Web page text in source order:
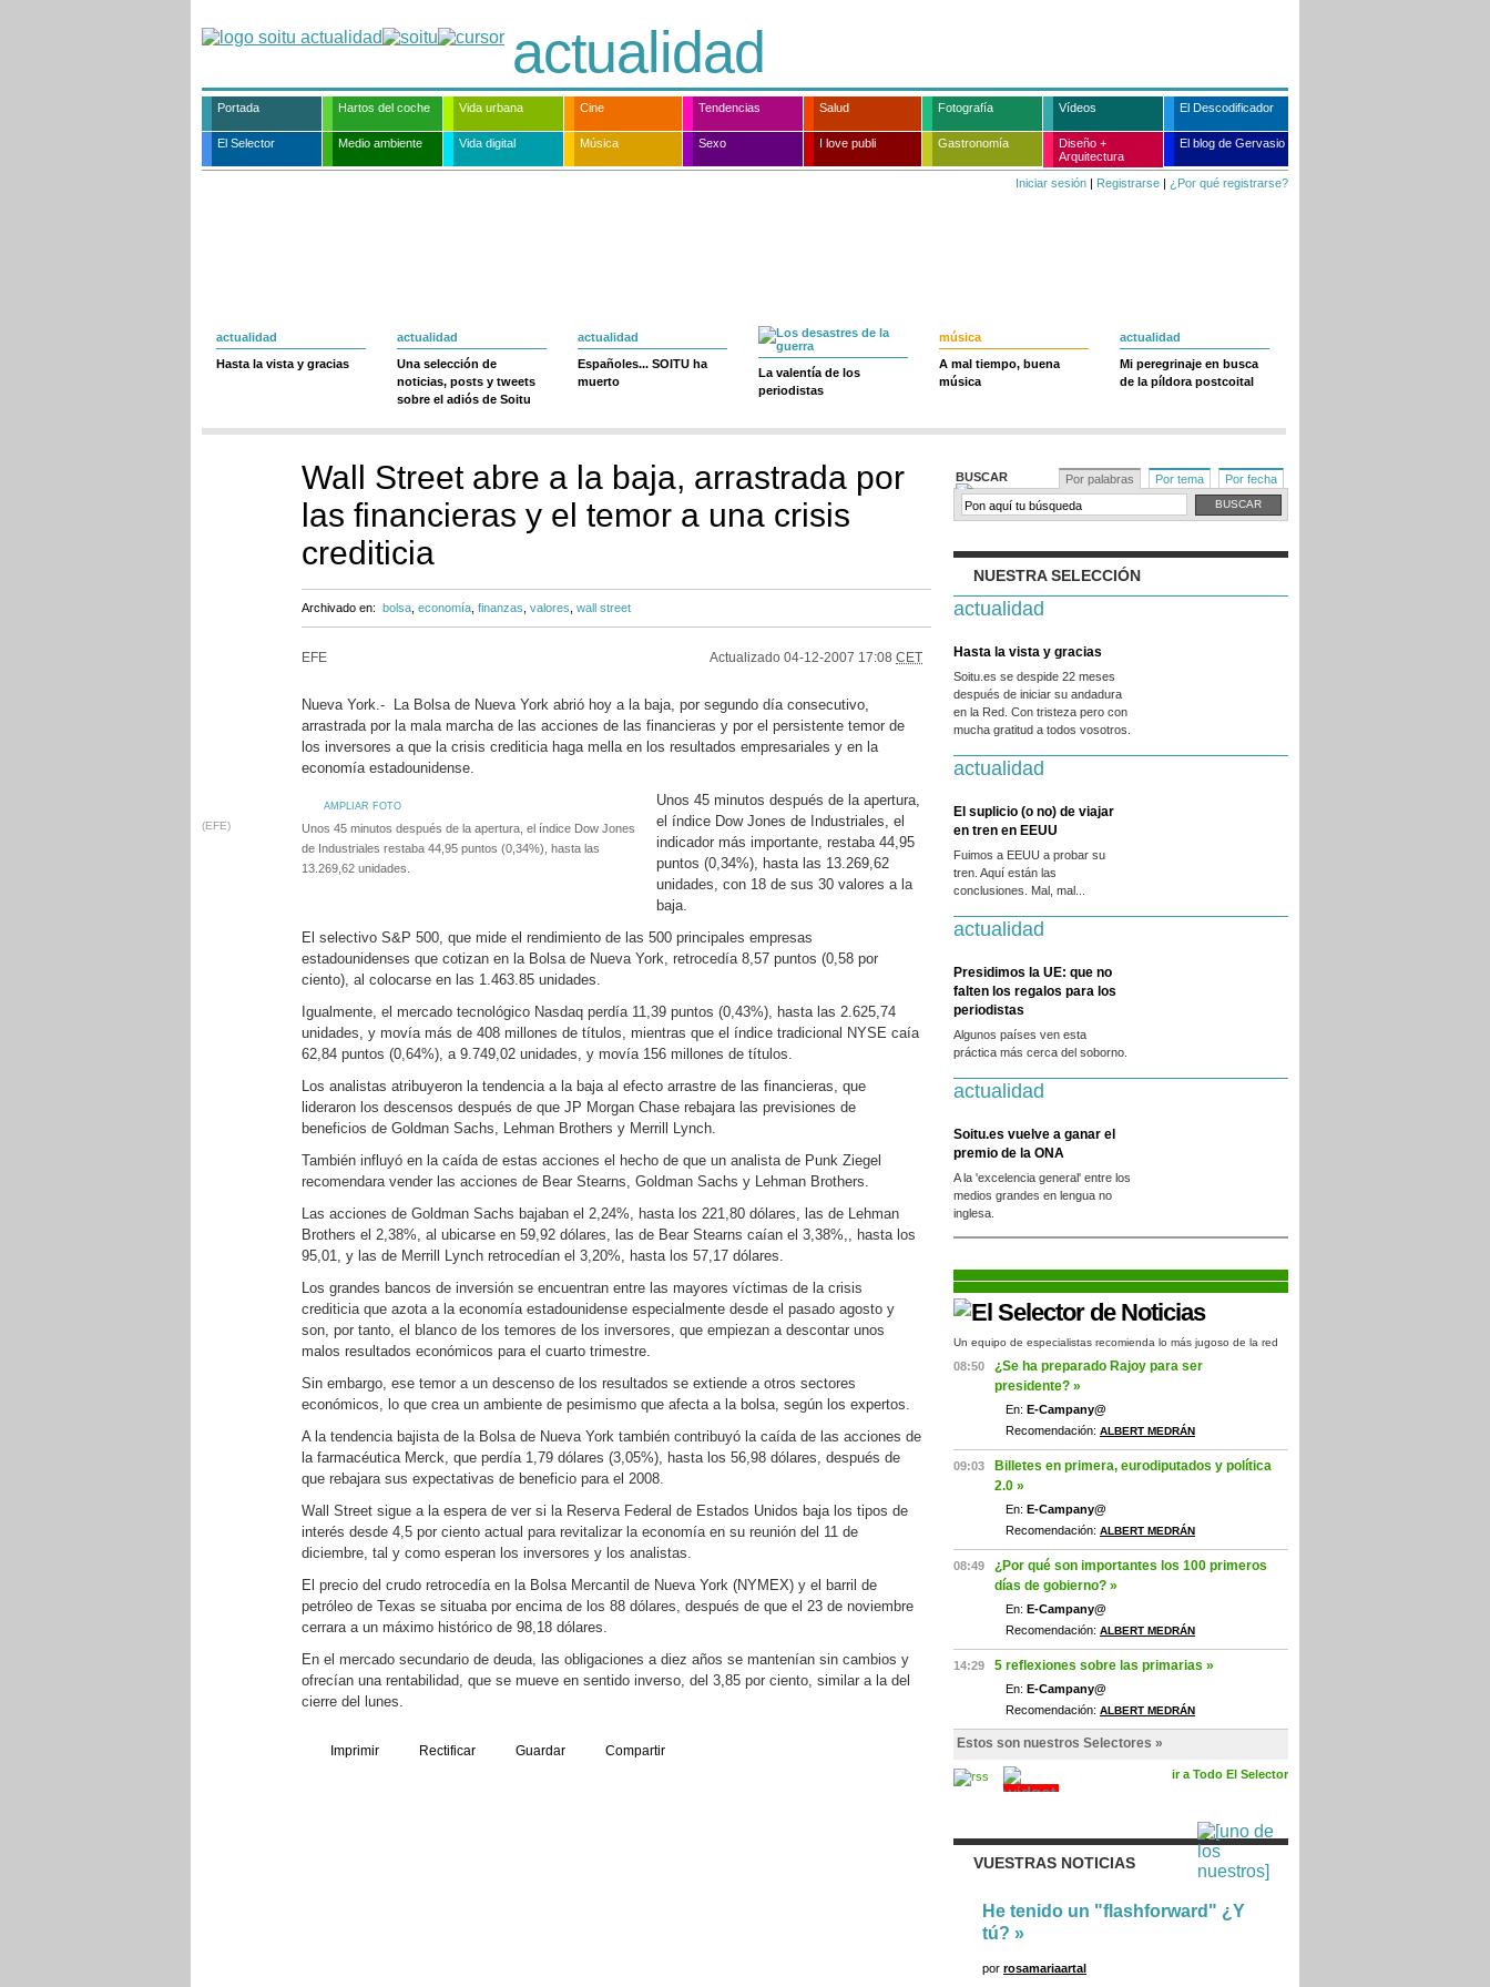
actualidad
Portada Hartos del coche Vida urbana Cine Tendencias Salud Fotografía Vídeos El Descodificador
El Selector Medio ambiente Vida digital Música Sexo I love publi Gastronomía
Diseño +
Arquitectura
El blog de Gervasio
Iniciar sesión | Registrarse | ¿Por qué registrarse?
actualidad
Hasta la vista y gracias
actualidad
Una selección de
noticias, posts y tweets
sobre el adiós de Soitu
actualidad
Españoles... SOITU ha
muerto
La valentía de los
periodistas
música
A mal tiempo, buena
música
actualidad
Mi peregrinaje en busca
de la píldora postcoital
Wall Street abre a la baja, arrastrada por
las financieras y el temor a una crisis
crediticia
Archivado en: bolsa economía finanzas valores wall street
EFE Actualizado 04-12-2007 17:08 CET
Nueva York.- La Bolsa de Nueva York abrió hoy a la baja, por segundo día consecutivo,
arrastrada por la mala marcha de las acciones de las financieras y por el persistente temor de
los inversores a que la crisis crediticia haga mella en los resultados empresariales y en la
economía estadounidense.
AMPLIAR FOTO
(EFE)
Unos 45 minutos después de la apertura, el índice Dow Jones
de Industriales restaba 44,95 puntos (0,34%), hasta las
13.269,62 unidades.
Unos 45 minutos después de la apertura,
el índice Dow Jones de Industriales, el
indicador más importante, restaba 44,95
puntos (0,34%), hasta las 13.269,62
unidades, con 18 de sus 30 valores a la
baja.
El selectivo S&P 500, que mide el rendimiento de las 500 principales empresas
estadounidenses que cotizan en la Bolsa de Nueva York, retrocedía 8,57 puntos (0,58 por
ciento), al colocarse en las 1.463.85 unidades.
Igualmente, el mercado tecnológico Nasdaq perdía 11,39 puntos (0,43%), hasta las 2.625,74
unidades, y movía más de 408 millones de títulos, mientras que el índice tradicional NYSE caía
62,84 puntos (0,64%), a 9.749,02 unidades, y movía 156 millones de títulos.
Los analistas atribuyeron la tendencia a la baja al efecto arrastre de las financieras, que
lideraron los descensos después de que JP Morgan Chase rebajara las previsiones de
beneficios de Goldman Sachs, Lehman Brothers y Merrill Lynch.
También influyó en la caída de estas acciones el hecho de que un analista de Punk Ziegel
recomendara vender las acciones de Bear Stearns, Goldman Sachs y Lehman Brothers.
Las acciones de Goldman Sachs bajaban el 2,24%, hasta los 221,80 dólares, las de Lehman
Brothers el 2,38%, al ubicarse en 59,92 dólares, las de Bear Stearns caían el 3,38%,, hasta los
95,01, y las de Merrill Lynch retrocedían el 3,20%, hasta los 57,17 dólares.
Los grandes bancos de inversión se encuentran entre las mayores víctimas de la crisis
crediticia que azota a la economía estadounidense especialmente desde el pasado agosto y
son, por tanto, el blanco de los temores de los inversores, que empiezan a descontar unos
malos resultados económicos para el cuarto trimestre.
Sin embargo, ese temor a un descenso de los resultados se extiende a otros sectores
económicos, lo que crea un ambiente de pesimismo que afecta a la bolsa, según los expertos.
A la tendencia bajista de la Bolsa de Nueva York también contribuyó la caída de las acciones de
la farmacéutica Merck, que perdía 1,79 dólares (3,05%), hasta los 56,98 dólares, después de
que rebajara sus expectativas de beneficio para el 2008.
Wall Street sigue a la espera de ver si la Reserva Federal de Estados Unidos baja los tipos de
interés desde 4,5 por ciento actual para revitalizar la economía en su reunión del 11 de
diciembre, tal y como esperan los inversores y los analistas.
El precio del crudo retrocedía en la Bolsa Mercantil de Nueva York (NYMEX) y el barril de
petróleo de Texas se situaba por encima de los 88 dólares, después de que el 23 de noviembre
cerrara a un máximo histórico de 98,18 dólares.
En el mercado secundario de deuda, las obligaciones a diez años se mantenían sin cambios y
ofrecían una rentabilidad, que se mueve en sentido inverso, del 3,85 por ciento, similar a la del
cierre del lunes.
Imprimir Rectificar Guardar Compartir
BUSCAR Por palabras Por tema Por fecha
NUESTRA SELECCIÓN
actualidad
Hasta la vista y gracias
Soitu.es se despide 22 meses
después de iniciar su andadura
en la Red. Con tristeza pero con
mucha gratitud a todos vosotros.
actualidad
El suplicio (o no) de viajar
en tren en EEUU
Fuimos a EEUU a probar su
tren. Aquí están las
conclusiones. Mal, mal...
actualidad
Presidimos la UE: que no
falten los regalos para los
periodistas
Algunos países ven esta
práctica más cerca del soborno.
actualidad
Soitu.es vuelve a ganar el
premio de la ONA
A la 'excelencia general' entre los
medios grandes en lengua no
inglesa.
Un equipo de especialistas recomienda lo más jugoso de la red
08:50
¿Se ha preparado Rajoy para ser
presidente? »
En: E-Campany@
Recomendación: ALBERT MEDRÁN
09:03
Billetes en primera, eurodiputados y política
2.0 »
En: E-Campany@
Recomendación: ALBERT MEDRÁN
08:49
¿Por qué son importantes los 100 primeros
días de gobierno? »
En: E-Campany@
Recomendación: ALBERT MEDRÁN
14:29 5 reflexiones sobre las primarias »
En: E-Campany@
Recomendación: ALBERT MEDRÁN
Estos son nuestros Selectores »
ir a Todo El Selector
VUESTRAS NOTICIAS
He tenido un "flashforward" ¿Y
tú? »
por rosamariaartal